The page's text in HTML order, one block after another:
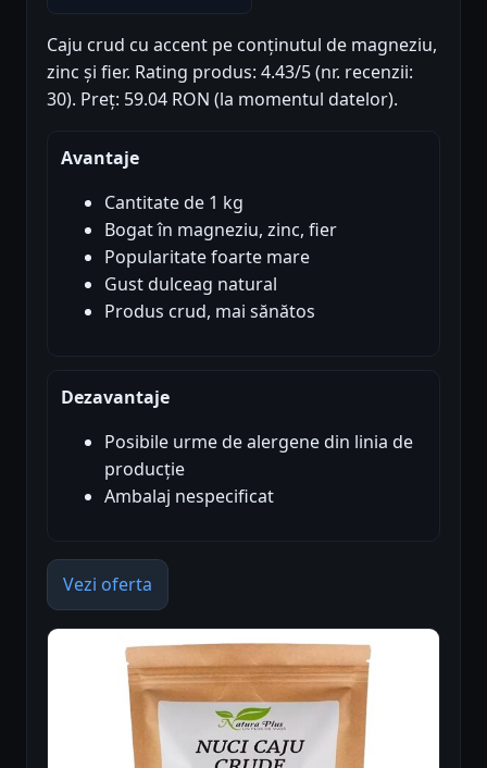
Caju crud cu accent pe conținutul de magneziu,
zinc și fier. Rating produs: 4.43/5 (nr. recenzii:
30). Preț: 59.04 RON (la momentul datelor).
Avantaje
Cantitate de 1 kg
Bogat în magneziu, zinc, fier
Popularitate foarte mare
Gust dulceag natural
Produs crud, mai sănătos
Dezavantaje
Posibile urme de alergene din linia de
producție
Ambalaj nespecificat
Vezi oferta